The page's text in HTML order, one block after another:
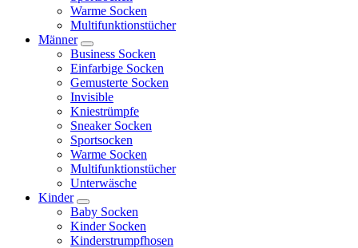
Warme Socken
Multifunktionstücher
Männer
Business Socken
Einfarbige Socken
Gemusterte Socken
Invisible
Kniestrümpfe
Sneaker Socken
Sportsocken
Warme Socken
Multifunktionstücher
Unterwäsche
Kinder
Baby Socken
Kinder Socken
Kinderstrumpfhosen